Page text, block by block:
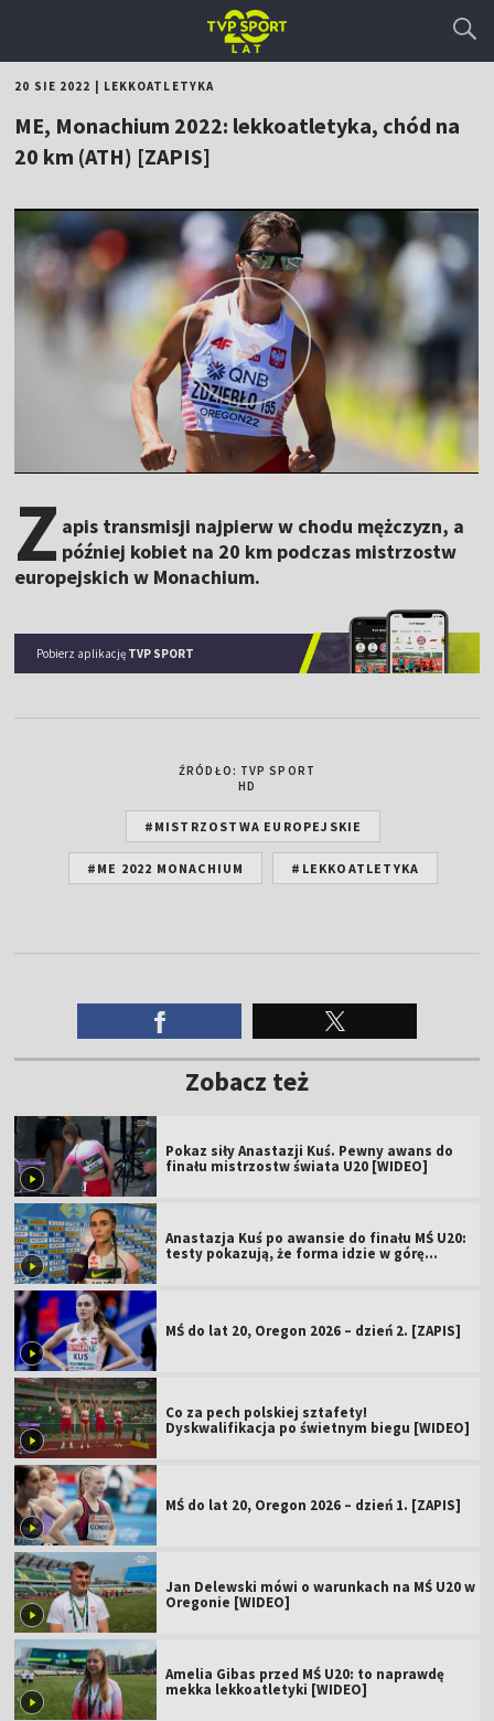
20 SIE 2022 LEKKOATLETYKA
ME, Monachium 2022: lekkoatletyka, chód na
20 km (ATH) [ZAPIS]
Z apis transmisji najpierw w chodu mężczyzn, a
później kobiet na 20 km podczas mistrzostw
europejskich w Monachium.
Pobierz aplikację TVP SPORT
ŹRÓDŁO: TVP SPORT
HD
#MISTRZOSTWA EUROPEJSKIE
#ME 2022 MONACHIUM #LEKKOATLETYKA
Zobacz też
Pokaz siły Anastazji Kuś. Pewny awans do
finału mistrzostw świata U20 [WIDEO]
Anastazja Kuś po awansie do finału MŚ U20:
testy pokazują, że forma idzie w górę
MŚ do lat 20, Oregon 2026 – dzień 2. [ZAPIS]
Co za pech polskiej sztafety!
Dyskwalifikacja po świetnym biegu [WIDEO]
MŚ do lat 20, Oregon 2026 – dzień 1. [ZAPIS]
Jan Delewski mówi o warunkach na MŚ U20 w
Oregonie [WIDEO]
Amelia Gibas przed MŚ U20: to naprawdę
mekka lekkoatletyki [WIDEO]